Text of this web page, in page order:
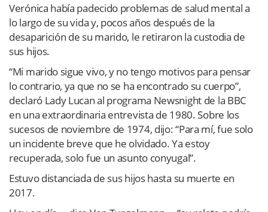
Verónica había padecido problemas de salud mental a
lo largo de su vida y, pocos años después de la
desaparición de su marido, le retiraron la custodia de
sus hijos.
“Mi marido sigue vivo, y no tengo motivos para pensar
lo contrario, ya que no se ha encontrado su cuerpo”,
declaró Lady Lucan al programa Newsnight de la BBC
en una extraordinaria entrevista de 1980. Sobre los
sucesos de noviembre de 1974, dijo: “Para mí, fue solo
un incidente breve que he olvidado. Ya estoy
recuperada, solo fue un asunto conyugal”.
Estuvo distanciada de sus hijos hasta su muerte en
2017.